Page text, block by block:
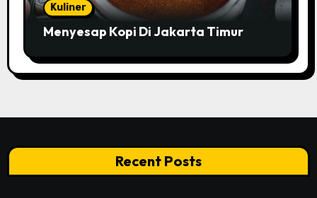
Kuliner
Menyesap Kopi Di Jakarta Timur
Recent Posts